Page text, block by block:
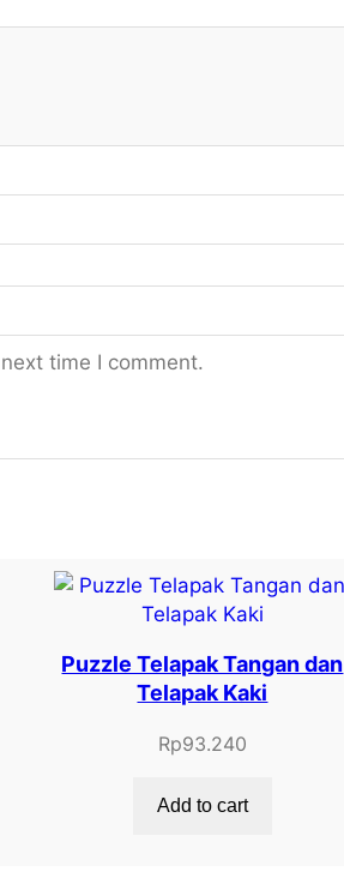
time I comment.
Puzzle Telapak Tangan dan
Telapak Kaki
Rp93.240
Add to cart